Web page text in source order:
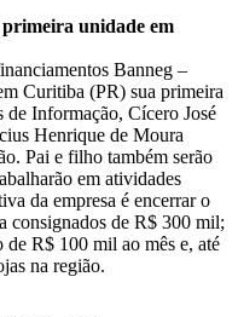
unidade em
Banneg –
Curitiba (PR) sua primeira
de Informação, Cícero José
Henrique de Moura
Pai e filho também serão
em atividades
da empresa é encerrar o
consignados de R$ 300 mil;
R$ 100 mil ao mês e, até
na região.